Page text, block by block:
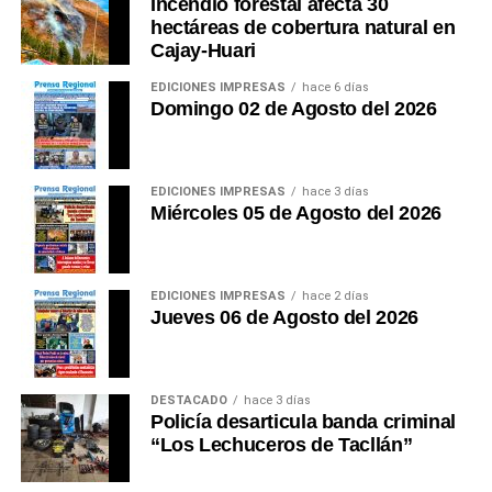
parte esencial de la experiencia. Ese debería ser el
próximo gran patrimonio que Áncash construya.
Esta es mi opinión. ¿Usted qué opina?(Guido C.
Duarte Plata Reg. CPP.
Incendio forestal afecta 30
hectáreas de cobertura natural en
Cajay-Huari
EDICIONES IMPRESAS hace 6 días
Domingo 02 de Agosto del 2026
EDICIONES IMPRESAS hace 3 días
Miércoles 05 de Agosto del 2026
EDICIONES IMPRESAS hace 2 días
Jueves 06 de Agosto del 2026
DESTACADO hace 3 días
Policía desarticula banda criminal
“Los Lechuceros de Tacllán”